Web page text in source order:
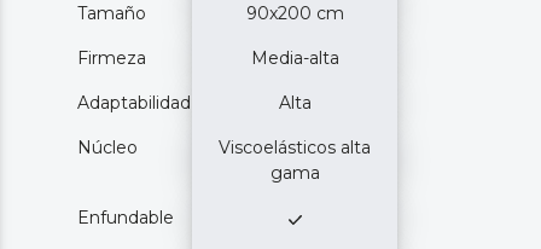
Tamaño 90x200 cm
Firmeza Media-alta
Adaptabilidad Alta
Núcleo
Viscoelásticos alta
gama
Enfundable